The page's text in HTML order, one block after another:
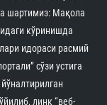
шартимиз: Мақола
кўринишда
идораси расмий
сўзи устига
линк “веб-